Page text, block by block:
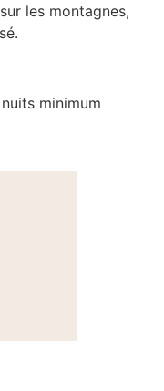
les montagnes,
minimum